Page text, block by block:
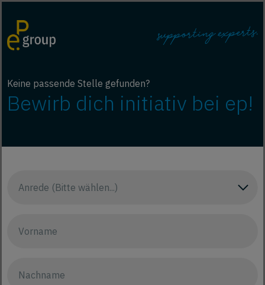
Keine passende Stelle gefunden?
Bewirb dich initiativ bei ep!